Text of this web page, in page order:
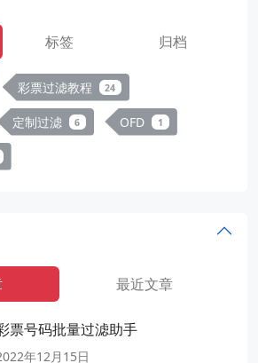
标签 归档
彩票过滤教程 24
定制过滤 6 OFD 1
最近文章
票号码批量过滤助手
年12月15日